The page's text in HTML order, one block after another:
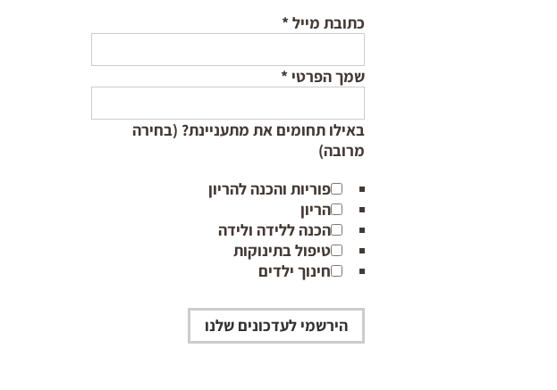
כתובת מייל*
שמך הפרטי *
באילו תחומים את מתעניינת? (בחירה
מרובה)
פוריות והכנה להריון
הריון
הכנה ללידה ולידה
טיפול בתינוקות
חינוך ילדים